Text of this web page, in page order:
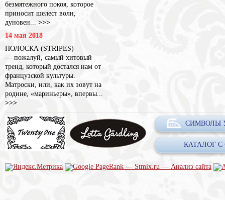
безмятежного покоя, которое
приносит шелест волн,
дуновен... >>>
14 мая 2018
ПОЛОСКА (STRIPES)
— пожалуй, самый хитовый
тренд, который достался нам от
французской культуры.
Матроски, или, как их зовут на
родине, «мариньеры», впервы...
>>>
СИМВОЛЫ
КАТАЛОГ